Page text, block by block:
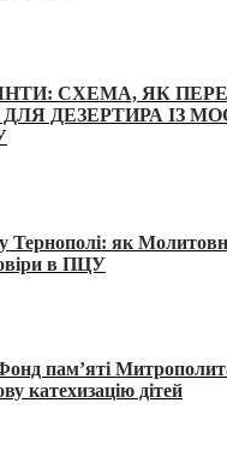
СХЕМА, ЯК
ДЕЗЕРТИРА ІЗ
Тернополі: як
в ПЦУ
пам’яті
катехизацію дітей